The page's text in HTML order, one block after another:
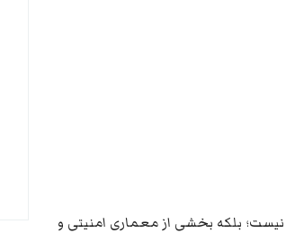
نیست؛ بلکه بخشی از معماری امنیتی و